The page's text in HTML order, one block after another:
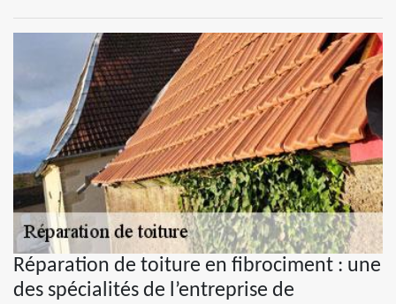
Réparation de toiture en fibrociment : une
des spécialités de l’entreprise de